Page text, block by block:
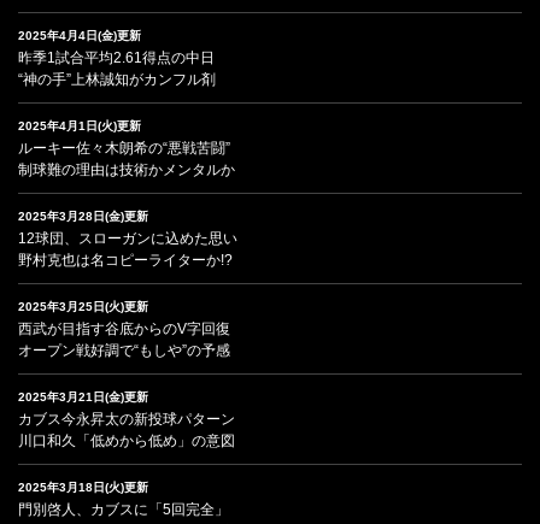
2025年4月4日(金)更新
昨季1試合平均2.61得点の中日
“神の手”上林誠知がカンフル剤
2025年4月1日(火)更新
ルーキー佐々木朗希の“悪戦苦闘”
制球難の理由は技術かメンタルか
2025年3月28日(金)更新
12球団、スローガンに込めた思い
野村克也は名コピーライターか!?
2025年3月25日(火)更新
西武が目指す谷底からのV字回復
オープン戦好調で“もしや”の予感
2025年3月21日(金)更新
カブス今永昇太の新投球パターン
川口和久「低めから低め」の意図
2025年3月18日(火)更新
門別啓人、カブスに「5回完全」